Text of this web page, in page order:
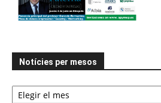
Notícies per mesos
Notícies
per